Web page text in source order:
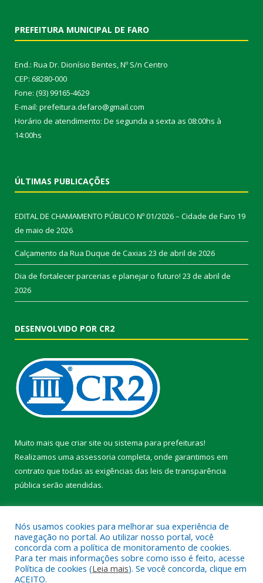
PREFEITURA MUNICIPAL DE FARO
End.: Rua Dr. Dionísio Bentes, Nº S/n Centro
CEP: 68280-000
Fone: (93) 99165-4629
E-mail: prefeitura.defaro@gmail.com
Horário de atendimento: De segunda a sexta as 08:00hs à
14:00hs
ÚLTIMAS PUBLICAÇÕES
EDITAL DE CHAMAMENTO PÚBLICO Nº 01/2026 – Cidade de Faro 19
de maio de 2026
Calçamento da Rua Duque de Caxias 23 de abril de 2026
Dia de fortalecer parcerias e planejar o futuro! 23 de abril de
2026
DESENVOLVIDO POR CR2
Muito mais que criar site ou sistema para prefeituras!
Realizamos uma assessoria completa, onde garantimos em
contrato que todas as exigências das leis de transparência
pública serão atendidas.
Todos os direitos reservados a Prefeitura Municipal de Faro.
Nós usamos cookies para melhorar sua experiência de
navegação no portal. Ao utilizar nosso portal, você
concorda com a política de monitoramento de cookies.
Para ter mais informações sobre como isso é feito, acesse
Política de cookies (Leia mais). Se você concorda, clique em
ACEITO.